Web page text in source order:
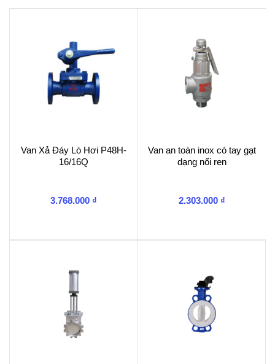
Van Xả Đáy Lò Hơi P48H-
16/16Q
3.768.000 ₫
Van an toàn inox có tay gạt
dạng nối ren
2.303.000 ₫